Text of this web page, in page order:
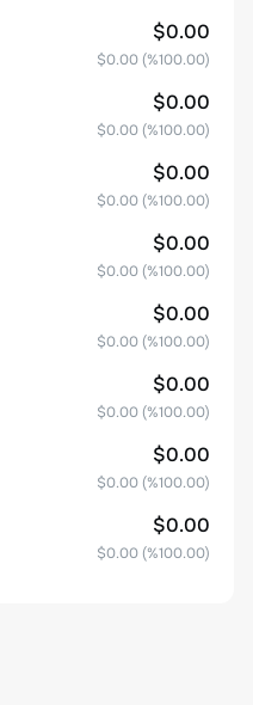
$0.00
$0.00 (%100.00)
$0.00
$0.00 (%100.00)
$0.00
$0.00 (%100.00)
$0.00
$0.00 (%100.00)
$0.00
$0.00 (%100.00)
$0.00
$0.00 (%100.00)
$0.00
$0.00 (%100.00)
$0.00
$0.00 (%100.00)